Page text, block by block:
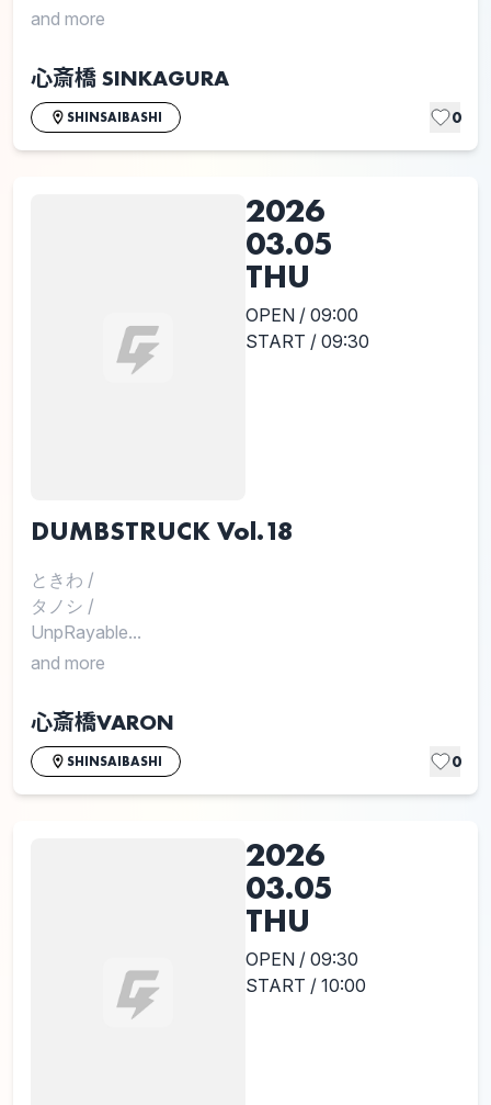
and more
心斎橋 SINKAGURA
SHINSAIBASHI 0
2026
03.05
THU
OPEN / 09:00
START / 09:30
DUMBSTRUCK Vol.18
ときわ /
タノシ /
UnpRayable...
and more
心斎橋VARON
SHINSAIBASHI 0
2026
03.05
THU
OPEN / 09:30
START / 10:00